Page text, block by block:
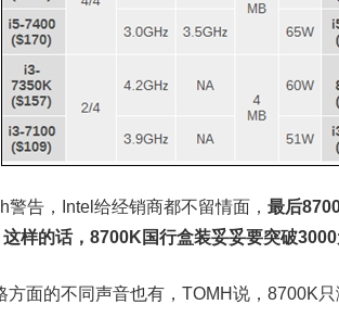
警告，Intel给经销商都不留情面， 最后
样的话，8700K国行盒装妥妥要突破
方面的不同声音也有，TOMH说，8700K